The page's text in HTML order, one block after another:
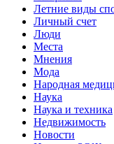
Летние виды
Личный счет
Люди
Места
Мнения
Мода
Народная
Наука
Наука и техника
Недвижимость
Новости